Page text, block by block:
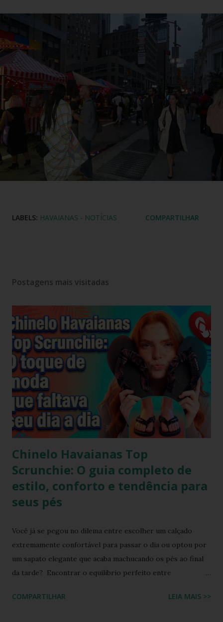
LABELS: HAVAIANAS - NOTÍCIAS COMPARTILHAR
Postagens mais visitadas
Chinelo Havaianas Top
Scrunchie: O guia completo de
estilo, conforto e tendência para
seus pés
Você já se pegou no dilema entre escolher um calçado
extremamente confortável para passar o dia ou optou por
um sapato elegante que acaba machucando os pés ao final
da tarde? Encontrar o equilíbrio perfeito entre
costumava ser um desafio na moda feminina e urbana.
COMPARTILHAR LEIA MAIS >>